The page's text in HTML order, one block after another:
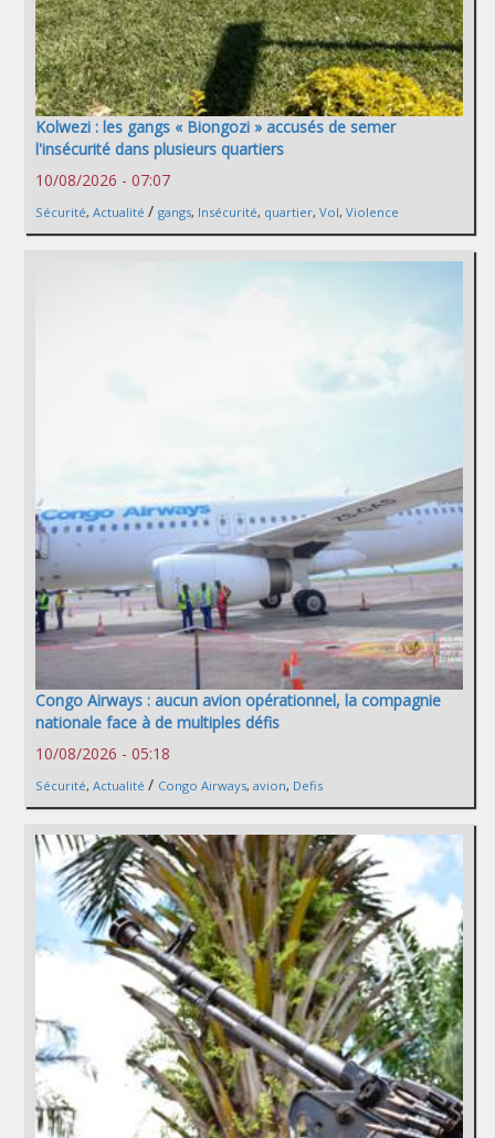
Kolwezi : les gangs « Biongozi » accusés de semer
l'insécurité dans plusieurs quartiers
10/08/2026 - 07:07
Sécurité, Actualité / gangs, Insécurité, quartier, Vol, Violence
Congo Airways : aucun avion opérationnel, la compagnie
nationale face à de multiples défis
10/08/2026 - 05:18
Sécurité, Actualité / Congo Airways, avion, Defis